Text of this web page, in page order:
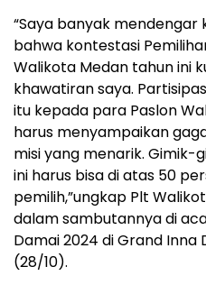
“Saya banyak mendengar
bahwa kontestasi
Walikota Medan tahun ini
khawatiran saya.
itu kepada para Paslon
harus menyampaikan
misi yang menarik. Gimik-
ini harus bisa di atas 50
pemilih,”ungkap Plt
dalam sambutannya di
Damai 2024 di Grand Inna
(28/10).